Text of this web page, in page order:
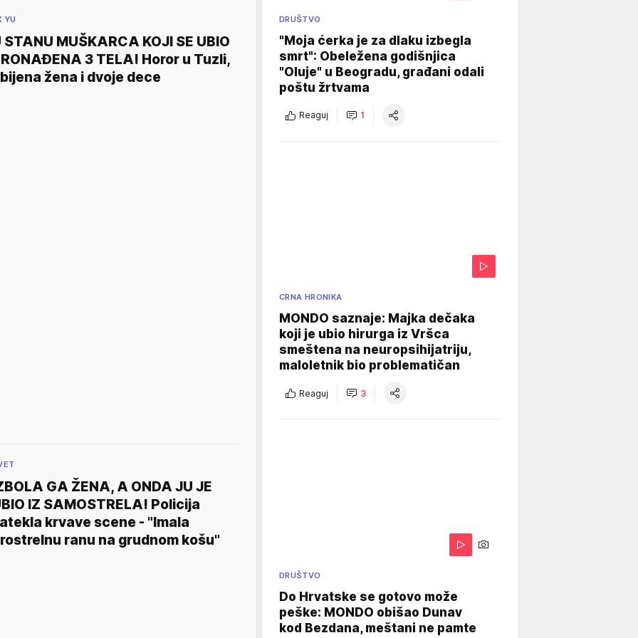
YU
STANU MUŠKARCA KOJI SE UBIO
3 TELA! Horor u Tuzli,
žena i dvoje dece
GA ŽENA, A ONDA JU JE
IZ SAMOSTRELA! Policija
krvave scene - "Imala
ranu na grudnom košu"
DRUŠTVO
"Moja ćerka je za dlaku izbegla
smrt": Obeležena godišnjica
"Oluje" u Beogradu, građani odali
poštu žrtvama
Reaguj 1
CRNA HRONIKA
MONDO saznaje: Majka dečaka
koji je ubio hirurga iz Vršca
smeštena na neuropsihijatriju,
maloletnik bio problematičan
Reaguj 3
DRUŠTVO
Do Hrvatske se gotovo može
peške: MONDO obišao Dunav
kod Bezdana, meštani ne pamte